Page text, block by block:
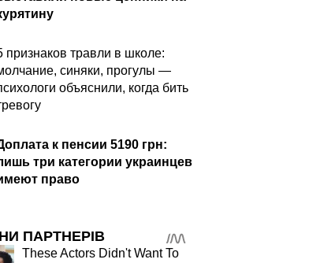
признаков травли в школе:
синяки, прогулы —
объяснили, когда бить
к пенсии 5190 грн:
три категории украинцев
право
ПАРТНЕРІВ
These Actors Didn't Want To